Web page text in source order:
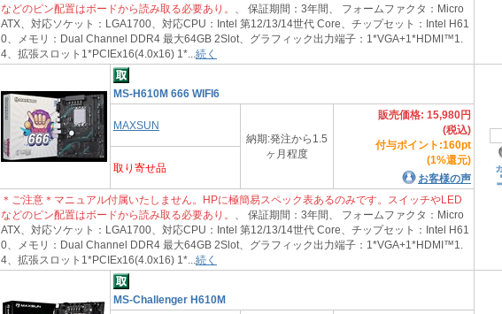
などのピン配置はボードから読み取る必要あり。
、 保証期間：3年間、 フォームファクタ：Micro
ATX、対応ソケット：LGA1700、対応CPU：Intel 第12/13/14世代 Core、チップセット：Intel H61
0、メモリ：Dual Channel DDR4 最大64GB 2Slot、グラフィック出力端子：1*VGA+1*HDMI™1.
4、拡張スロット1*PCIEx16(4.0x16) 1*... 続く
MS-H610M 666 WIFI6
MAXSUN
納期:発注から1.5
ヶ月程度
販売価格: 15,980円
(税込)
付与ポイント:160pt
(1%還元)
お客様の声
取り寄せ品
＊ご注意＊マニュアル付属いたしません。HPに極簡易スペック表あるのみです。スイッチやLED
などのピン配置はボードから読み取る必要あり。
、 保証期間：3年間、 フォームファクタ：Micro
ATX、対応ソケット：LGA1700、対応CPU：Intel 第12/13/14世代 Core、チップセット：Intel H61
0、メモリ：Dual Channel DDR4 最大64GB 2Slot、グラフィック出力端子：1*VGA+1*HDMI™1.
4、拡張スロット1*PCIEx16(4.0x16) 1*... 続く
MS-Challenger H610M